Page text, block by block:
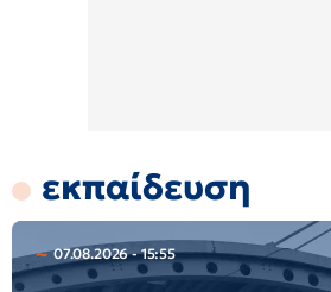
εκπαίδευση
07.08.2026 - 15:55